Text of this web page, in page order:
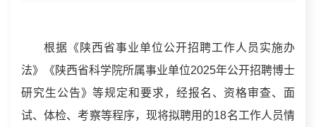
根据《陕西省事业单位公开招聘工作人员实施办
法》《陕西省科学院所属事业单位2025年公开招聘博士
研究生公告》等规定和要求，经报名、资格审查、面
试、体检、考察等程序，现将拟聘用的18名工作人员情